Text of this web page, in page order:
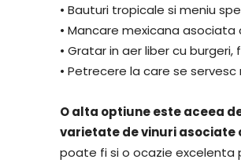
• Bauturi tropicale si meniu
• Mancare mexicana
• Gratar in aer liber cu
• Petrecere la care se
O alta optiune este aceea
varietate de vinuri
poate fi si o ocazie excelenta